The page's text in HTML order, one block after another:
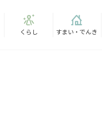
くらし すまい・でんき